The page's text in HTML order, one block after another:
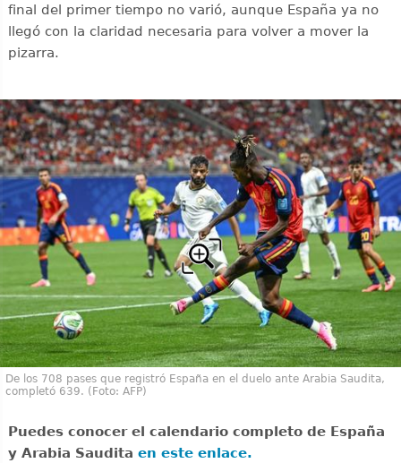
final del primer tiempo no varió, aunque España ya no
llegó con la claridad necesaria para volver a mover la
pizarra.
De los 708 pases que registró España en el duelo ante Arabia Saudita,
completó 639. (Foto: AFP)
Puedes conocer el calendario completo de España
y Arabia Saudita en este enlace.